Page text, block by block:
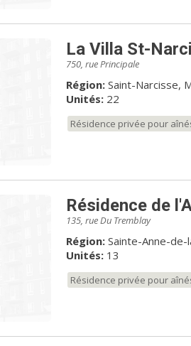
La Villa St-
750, rue Principale
Région: Saint-Narcisse,
Unités:22
Résidence privée pour
Résidence de
135, rue Du Tremblay
Région: Sainte-Anne-
Unités:13
Résidence privée pour